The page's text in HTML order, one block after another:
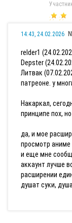
14:43, 24.02.2026
relder1
Depster
Литвак
патреоне. у
Накаркал,
принципе пох,
да, и мое
просмотр аниме
и еще мне
аккаунт лучше
расширении
душат суки,